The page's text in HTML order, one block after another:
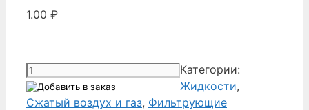
1.00 ₽
Количество
товара
ФИЛЬТРУЮЩИЙ
Категории:
Жидкости,
Сжатый воздух и газ, Фильтрующие